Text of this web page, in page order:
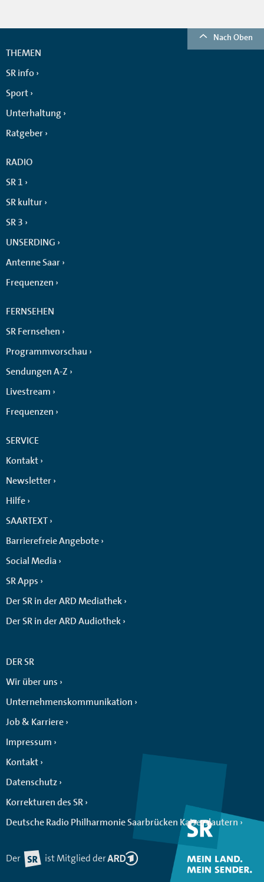
Nach Oben
THEMEN
SR info
Sport
Unterhaltung
Ratgeber
RADIO
SR 1
SR kultur
SR 3
UNSERDING
Antenne Saar
Frequenzen
FERNSEHEN
SR Fernsehen
Programmvorschau
Sendungen A-Z
Livestream
Frequenzen
SERVICE
Kontakt
Newsletter
Hilfe
SAARTEXT
Barrierefreie Angebote
Social Media
SR Apps
Der SR in der ARD Mediathek
Der SR in der ARD Audiothek
DER SR
Wir über uns
Unternehmenskommunikation
Job & Karriere
Impressum
Kontakt
Datenschutz
Korrekturen des SR
Deutsche Radio Philharmonie Saarbrücken Kaiserslautern
Der ist Mitglied der